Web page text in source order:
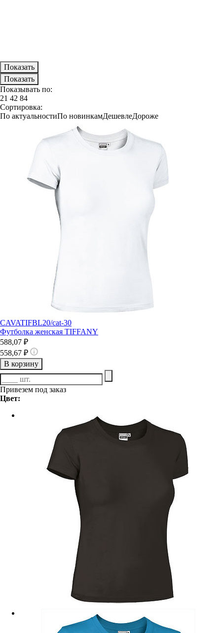
Показывать по:
21 42 84
Сортировка:
По актуальностиПо новинкамДешевлеДороже
CAVATIFBL20/cat-30
Футболка женская TIFFANY
588,07 ₽
558,67 ₽
В корзину
Привезем под заказ
Цвет: